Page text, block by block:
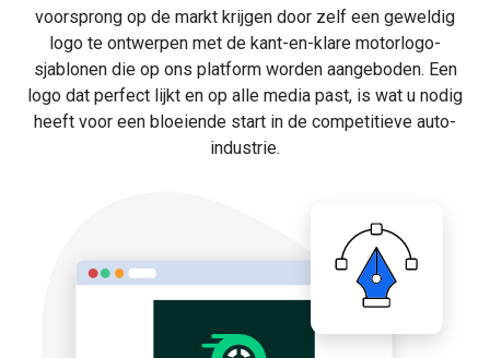
voorsprong op de markt krijgen door zelf een geweldig
logo te ontwerpen met de kant-en-klare motorlogo-
sjablonen die op ons platform worden aangeboden. Een
logo dat perfect lijkt en op alle media past, is wat u nodig
heeft voor een bloeiende start in de competitieve auto-
industrie.